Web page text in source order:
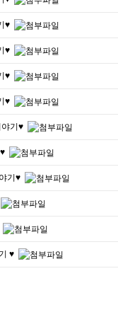
♥
♥
♥
♥
기♥
기♥
♥